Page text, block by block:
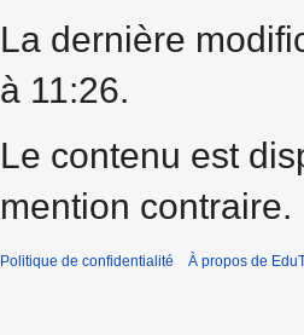
La dernière
à 11:26.
Le contenu est
mention contraire.
Politique de confidentialité À propos de